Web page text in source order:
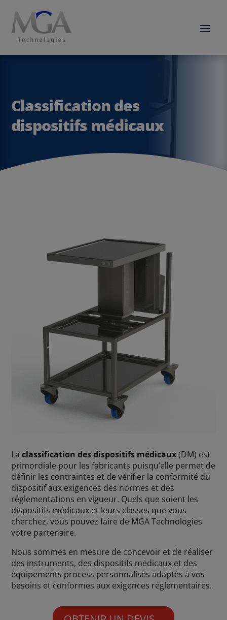
Classification des
dispositifs médicaux
Laclassification des dispositifs médicaux(DM) est
primordiale pour les fabricants puisqu’elle permet de
définir les contraintes et de vérifier la conformité du
dispositif aux exigences des normes et des
réglementations en vigueur. Quels que soient les
dispositifs médicaux et leurs classes que vous
cherchez, vous pouvez faire de MGA Technologies
votre partenaire.
Nous sommes en mesure de concevoir et de réaliser
des instruments, des dispositifs médicaux et des
équipements process personnalisés adaptés à vos
besoins et conformes aux exigences réglementaires.